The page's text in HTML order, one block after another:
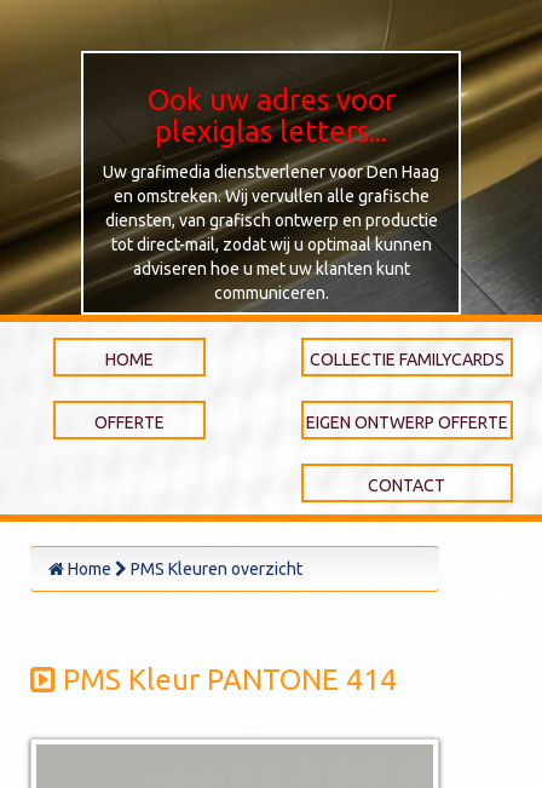
Ook uw adres voor
plexiglas letters...
Uw grafimedia dienstverlener voor Den Haag
en omstreken. Wij vervullen alle grafische
diensten, van grafisch ontwerp en productie
tot direct-mail, zodat wij u optimaal kunnen
adviseren hoe u met uw klanten kunt
communiceren.
HOME
OFFERTE
COLLECTIE FAMILYCARDS
EIGEN ONTWERP OFFERTE
CONTACT
Home PMS Kleuren overzicht
PMS Kleur PANTONE 414